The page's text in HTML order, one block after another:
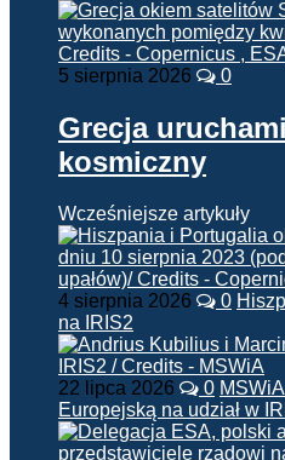
5 sierpnia 2026 0
Grecja
kosmiczny
Wcześniejsze artykuły
4 sierpnia 2026 0
na IRIS2
22 lipca 2026 0
Europejską na udział w